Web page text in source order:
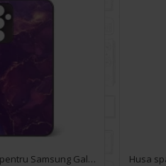
Husa spate pentru Samsung Galaxy A34 5G - Deli Case Mov Inchis